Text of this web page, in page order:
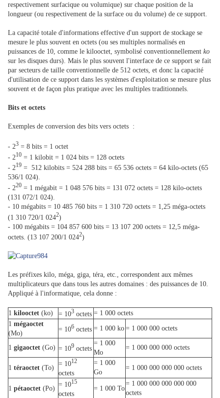
respectivement surfacique ou volumique) sur chaque position de la
longueur (ou respectivement de la surface ou du volume) de ce support.
La capacité totale d'informations effective d'un support de stockage se
mesure le plus souvent en octets (ou ses multiples normalisés en
puissances de 10, comme le kilooctet, symbolisé conventionnellement ko
sur les disques durs). Mais le plus souvent l'interface de ce support se fait
par secteurs de taille conventionnelle de 512 octets, et donc la capacité
d'utilisation de ce support dans les systèmes d'exploitation se mesure plus
souvent et de façon plus pratique avec les multiples traditionnels.
Bits et octets
Exemples de conversion des bits vers octets :
- 23 = 8 bits = 1 octet
- 210 = 1 kilobit = 1 024 bits = 128 octets
- 219 = 512 kilobits = 524 288 bits = 65 536 octets = 64 kilo-octets (65
536/1 024).
- 220 = 1 mégabit = 1 048 576 bits = 131 072 octets = 128 kilo-octets
(131 072/1 024).
- 10 mégabits = 10 485 760 bits = 1 310 720 octets = 1,25 méga-octets
(1 310 720/1 0242)
- 100 mégabits = 104 857 600 bits = 13 107 200 octets = 12,5 méga-
octets. (13 107 200/1 0242)
Les préfixes kilo, méga, giga, téra, etc., correspondent aux mêmes
multiplicateurs que dans tous les autres domaines : des puissances de 10.
Appliqué à l'informatique, cela donne :
1 kilooctet (ko) = 103 octets = 1 000 octets
1 mégaoctet
(Mo)
= 106 octets = 1 000 ko = 1 000 000 octets
1 gigaoctet (Go) = 109 octets
= 1 000
Mo
= 1 000 000 000 octets
1 téraoctet (To)
= 1012
octets
= 1 000
Go
= 1 000 000 000 000 octets
1 pétaoctet (Po)
= 1015
octets
= 1 000 To
= 1 000 000 000 000 000
octets